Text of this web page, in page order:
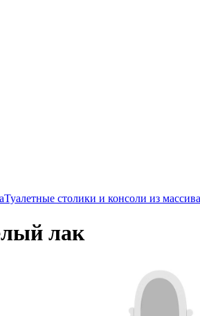
Туалетные столики и консоли из массива
лак